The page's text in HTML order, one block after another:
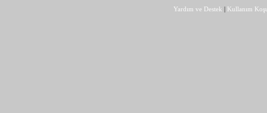
Yardım ve Destek | Kullanım